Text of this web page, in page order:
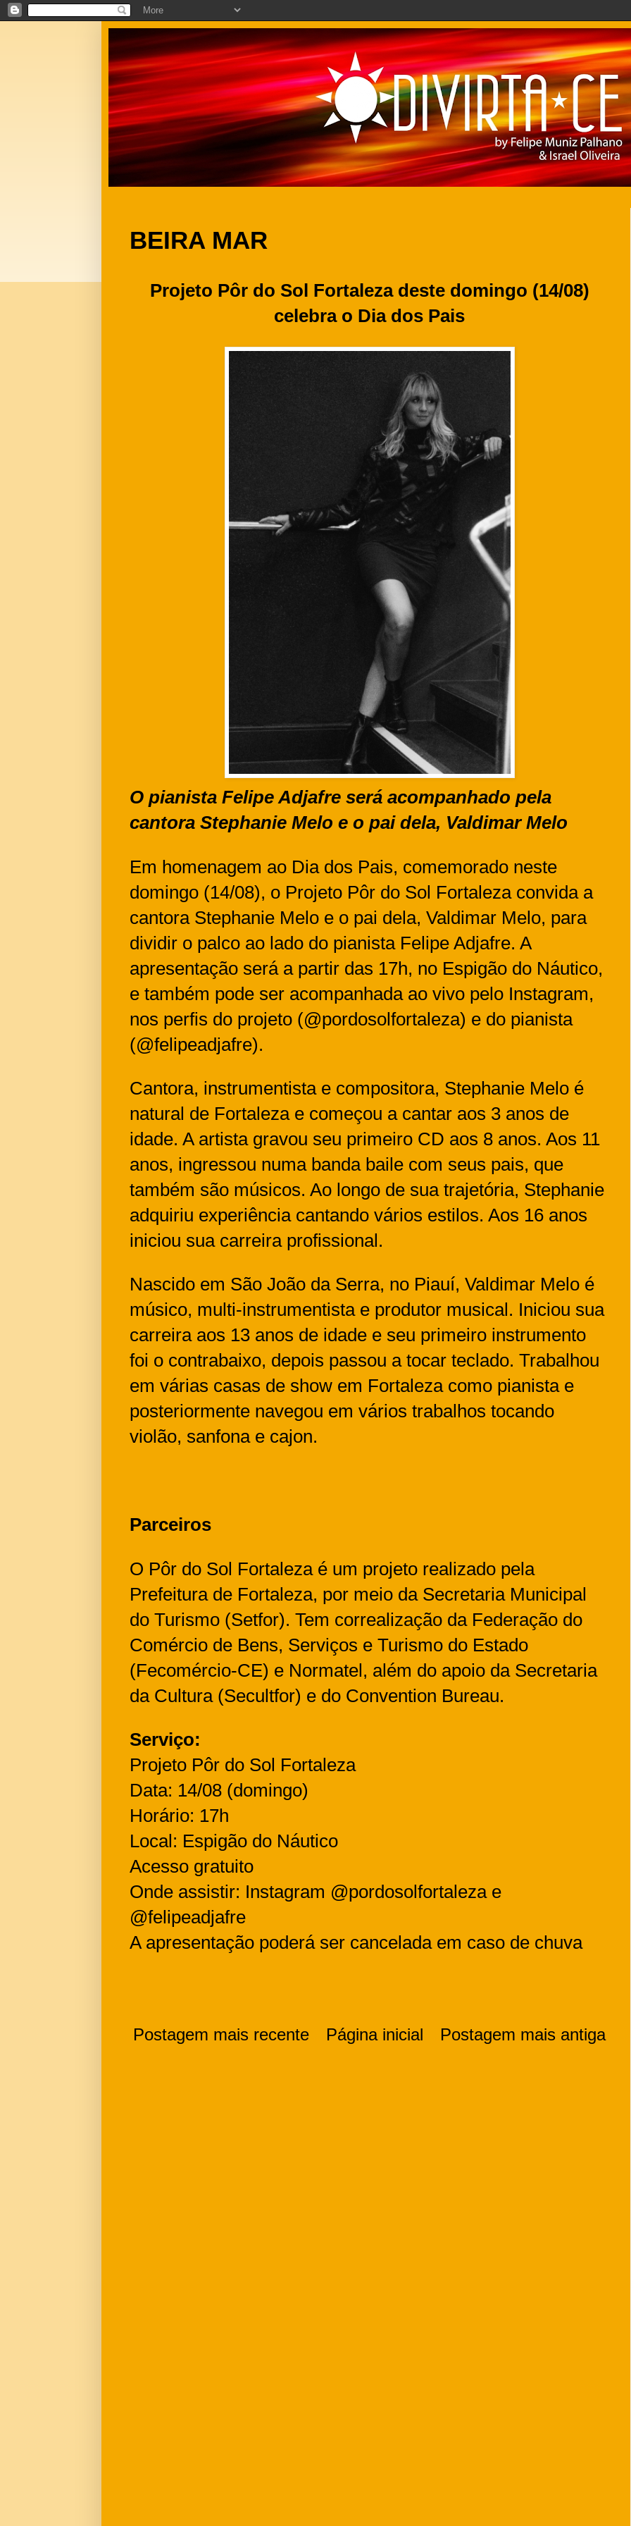
BEIRA MAR
Projeto Pôr do Sol Fortaleza deste domingo (14/08)
celebra o Dia dos Pais
O pianista Felipe Adjafre será acompanhado pela
cantora Stephanie Melo e o pai dela, Valdimar Melo
Em homenagem ao Dia dos Pais, comemorado neste
domingo (14/08), o Projeto Pôr do Sol Fortaleza convida a
cantora Stephanie Melo e o pai dela, Valdimar Melo, para
dividir o palco ao lado do pianista Felipe Adjafre. A
apresentação será a partir das 17h, no Espigão do Náutico,
e também pode ser acompanhada ao vivo pelo Instagram,
nos perfis do projeto (@pordosolfortaleza) e do pianista
(@felipeadjafre).
Cantora, instrumentista e compositora, Stephanie Melo é
natural de Fortaleza e começou a cantar aos 3 anos de
idade. A artista gravou seu primeiro CD aos 8 anos. Aos 11
anos, ingressou numa banda baile com seus pais, que
também são músicos. Ao longo de sua trajetória, Stephanie
adquiriu experiência cantando vários estilos. Aos 16 anos
iniciou sua carreira profissional.
Nascido em São João da Serra, no Piauí, Valdimar Melo é
músico, multi-instrumentista e produtor musical. Iniciou sua
carreira aos 13 anos de idade e seu primeiro instrumento
foi o contrabaixo, depois passou a tocar teclado. Trabalhou
em várias casas de show em Fortaleza como pianista e
posteriormente navegou em vários trabalhos tocando
violão, sanfona e cajon.
Parceiros
O Pôr do Sol Fortaleza é um projeto realizado pela
Prefeitura de Fortaleza, por meio da Secretaria Municipal
do Turismo (Setfor). Tem correalização da Federação do
Comércio de Bens, Serviços e Turismo do Estado
(Fecomércio-CE) e Normatel, além do apoio da Secretaria
da Cultura (Secultfor) e do Convention Bureau.
Serviço:
Projeto Pôr do Sol Fortaleza
Data: 14/08 (domingo)
Horário: 17h
Local: Espigão do Náutico
Acesso gratuito
Onde assistir: Instagram @pordosolfortaleza e
@felipeadjafre
A apresentação poderá ser cancelada em caso de chuva
Postagem mais recente Postagem mais antiga
Página inicial